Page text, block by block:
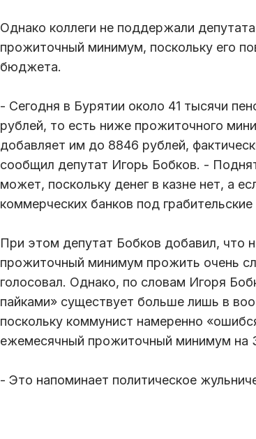
Однако коллеги не поддержали
прожиточный минимум, поскольку его
бюджета.
- Сегодня в Бурятии около 41 тысячи
рублей, то есть ниже прожиточного
добавляет им до 8846 рублей,
сообщил депутат Игорь Бобков. -
может, поскольку денег в казне нет, а
коммерческих банков под
При этом депутат Бобков добавил, что
прожиточный минимум прожить очень
голосовал. Однако, по словам Игоря
пайками» существует больше лишь в
поскольку коммунист намеренно
ежемесячный прожиточный минимум на
- Это напоминает политическое